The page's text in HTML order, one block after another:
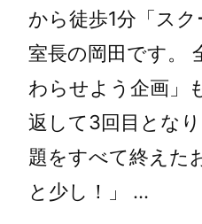
から徒歩1分「ス
室長の岡田です。
わらせよう企画」
返して3回目とな
題をすべて終えた
と少し！」 …